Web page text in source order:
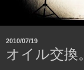
2010/07/19
オイル交換。